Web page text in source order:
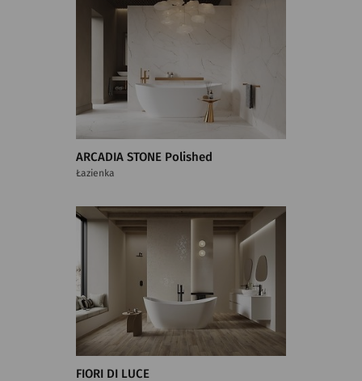
ARCADIA STONE Polished
Łazienka
FIORI DI LUCE